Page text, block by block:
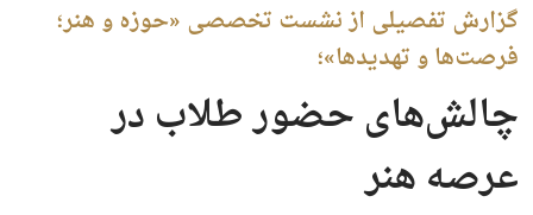
گزارش تفصیلی از نشست تخصصی «حوزه و هنر؛
فرصت‌ها و تهدیدها»؛
چالش‌های حضور طلاب در
عرصه هنر